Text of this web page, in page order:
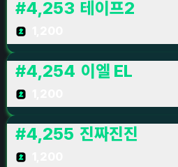
#4,253 테이프2
#4,254 이엘 EL
#4,255 진짜진진